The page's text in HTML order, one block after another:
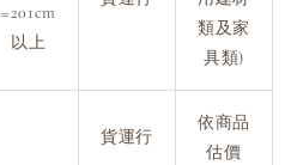
=201cm
以上
類及家
具類)
貨運行
依商品
估價